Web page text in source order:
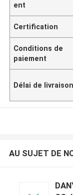
ent
Certification
Conditions de
paiement
Délai de livraison
AU SUJET DE